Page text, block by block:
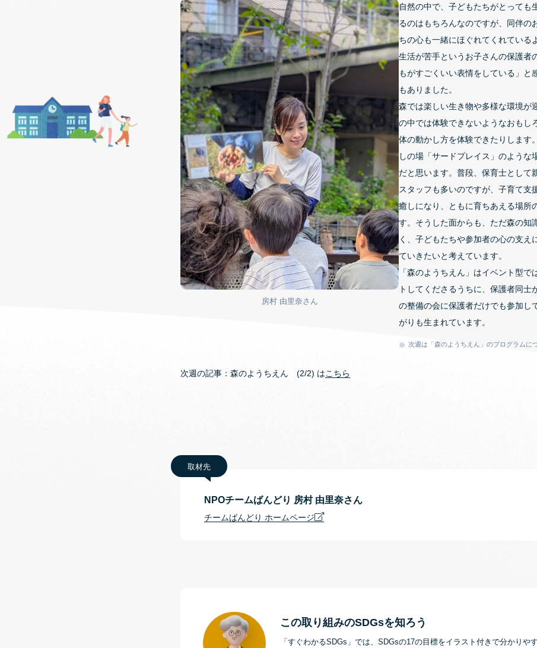
房村 由里奈さん
自然の中で、子どもたちがとっても
るのはもちろんなのですが、同伴の
ちの心も一緒にほぐれてくれている
生活が苦手というお子さんの保護者
もがすごくいい表情をしている」と
もありました。
森では楽しい生き物や多様な環境が
の中では体験できないようなおもし
体の動かし方を体験できたりします
しの場「サードプレイス」のような
だと思います。普段、保育士として
スタッフも多いのですが、子育て支
癒しになり、ともに育ちあえる場所
す。そうした面からも、ただ森の知
く、子どもたちや参加者の心の支え
ていきたいと考えています。
「森のようちえん」はイベント型で
トしてくださるうちに、保護者同士
の整備の会に保護者だけでも参加し
がりも生まれています。
次週は「森のようちえん」のプログラムに
次週の記事：森のようちえん (2/2) はこちら
取材先
NPOチームばんどり 房村 由里奈さん
チームばんどり ホームページ
この取り組みのSDGsを知ろう
「すぐわかるSDGs」では、SDGsの17の目標をイラスト付きで分かりや